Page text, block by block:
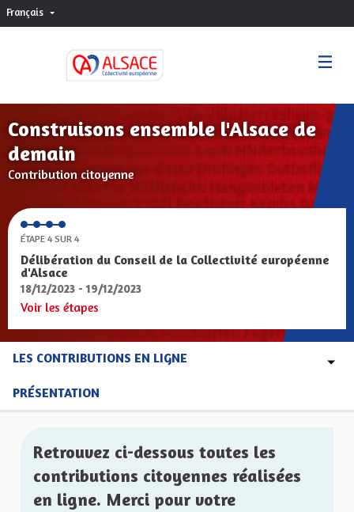
Français Choisir la langue
Construisons ensemble l'Alsace de
demain
Contribution citoyenne
ÉTAPE 4 SUR 4
Délibération du Conseil de la Collectivité européenne
d'Alsace
18/12/2023 - 19/12/2023
Voir les étapes
LES CONTRIBUTIONS EN LIGNE
PRÉSENTATION
Retrouvez ci-dessous toutes les
contributions citoyennes réalisées
en ligne. Merci pour votre